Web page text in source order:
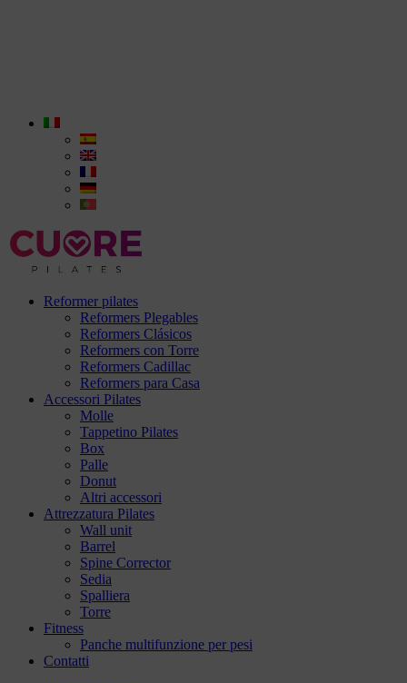
Reformer pilates
Reformers Plegables
Reformers Clásicos
Reformers con Torre
Reformers Cadillac
Reformers para Casa
Accessori Pilates
Molle
Tappetino Pilates
Box
Palle
Donut
Altri accessori
Attrezzatura Pilates
Wall unit
Barrel
Spine Corrector
Sedia
Spalliera
Torre
Fitness
Panche multifunzione per pesi
Contatti